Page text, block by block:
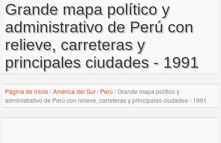
Grande mapa político y
administrativo de Perú con
relieve, carreteras y
principales ciudades - 1991
Página de inicio /América del Sur/ Perú /Grande mapa político y
administrativo de Perú con relieve, carreteras y principales ciudades - 1991